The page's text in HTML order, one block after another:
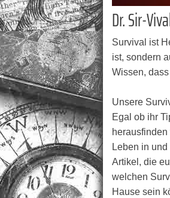
Dr. Sir-
Survival ist
ist, sondern
Wissen,
Unsere
Egal ob ihr
Leben in
Artikel, die
welchen
Hause sein